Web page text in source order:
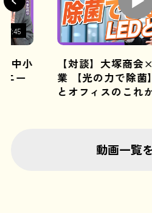
17:45
中小
エー
【対談】大塚商会
業 【光の力で除菌
とオフィスのこれ
動画一覧